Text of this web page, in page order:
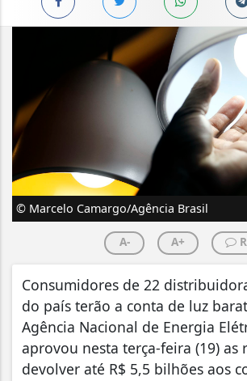
© Marcelo Camargo/Agência Brasil
A- A+
Consumidores de 22
do país terão a conta de luz
Agência Nacional de Energia
aprovou nesta terça-feira (19) as
devolver até R$ 5,5 bilhões aos